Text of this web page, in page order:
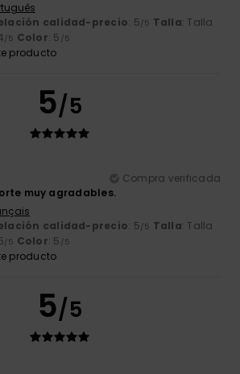
calidad-precio: 5/5 Talla: Talla
/5 Color: 5 /5
producto
5/5
Compra verificada
muy agradables.
calidad-precio: 5/5 Talla: Talla
/5 Color: 5 /5
producto
5/5